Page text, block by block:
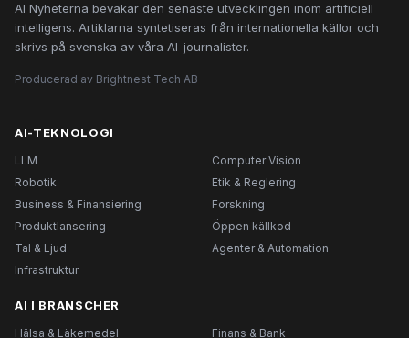
AI Nyheterna bevakar den senaste utvecklingen inom artificiell
intelligens. Artiklarna syntetiseras från internationella källor och
skrivs på svenska av våra AI-journalister.
Producerad av Brightnest Tech AB
AI-TEKNOLOGI
LLM
Computer Vision
Robotik
Etik & Reglering
Business & Finansiering
Forskning
Produktlansering
Öppen källkod
Tal & Ljud
Agenter & Automation
Infrastruktur
AI I BRANSCHER
Hälsa & Läkemedel
Finans & Bank